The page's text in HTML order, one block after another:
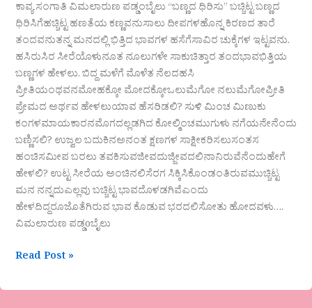
ಕಾವ್ಯ ಸಂಗಾತಿ ವಿಮಲಾರುಣ ಪಡ್ಡಂಬೈಲು “ಬಣ್ಣದ ಧಿರಿಸು” ಬಚ್ಚಿಟ್ಟ ಬಣ್ಣದ
ಧಿರಿಸಿಗೆಹಚ್ಚಿಟ್ಟ ಹಣತೆಯ ಕಣ್ಣವನುಸಾಲು ದೀಪಗಳಹೊನ್ನ ಕಿರಣದ ತಾರೆ
ತಂದವನುತನ್ನ ಮನದಲ್ಲಿ ಭಿತ್ತಿದ ಭಾವಗಳ ಹಸೆಗೆಸಾವಿರ ಚುಕ್ಕೆಗಳ ಇಟ್ಟವನು.
ಹಸಿರುಸಿರ ಸೀರೆಯೊಳುನೂತ ನೂಲುಗಳೇ ಸಾಕುಚಿತ್ತಾರ ತಂದಭಾವಭಿತ್ತಿಯ
ಬಣ್ಣಗಳ ಹೇಳಲು. ಬಿದ್ದ ಮಳೆಗೆ ಮೊಳೆತ‌ ನೆಲದಹಸಿ
ಪ್ರೀತಿಯಂಥವನಮೋಹಕ್ಕೋ ಮೋದಕ್ಕೋಒಲುಮೆಗೋ ನಲುಮೆಗೋಪ್ರೀತಿ
ಪ್ರೇಮದ ಅರ್ಥವ ಹೇಳಲುಯಾವ ಹೆಸರಿಡಲಿ? ಸುಳಿ ಮಿಂಚ ಮಿಣುಕು
ಕಂಗಳಮಾಯಕಾರನಮೊಗದಲ್ಲಡಗಿದ ಕೋಲ್ಮಿಂಚಮುಗುಳು ನಗೆಯನೇನೆಂದು
ಬಣ್ಣಿಸಲಿ? ಉಜ್ವಲ ಬದುಕಿನಅನಂತ ಕ್ಷಣಗಳ ಸಾಕ್ಷೀಕರಿಸಲುಸಂತಸ
ಹಂಚಿಸಮೀಪ ಬರಲು ತವಕಿಸುವಜೀವದುಜ್ಜೀವದಲಿನಾನಿರುವೆನೆಂದುಹೇಗೆ
ಹೇಳಲಿ? ಉಟ್ಟ ಸೀರೆಯ‌ ಅಂಚಿನಲಿಸೆರಗ‌ ಸಿಕ್ಕಿಸಿಕೊಂಡಂತಿರುವಮುಚ್ಚಿಟ್ಟ
ಮನ ನನ್ನದುಎಲ್ಲವು ಬಚ್ಚಿಟ್ಟ ಭಾವದೊಳಡಗಿವೆಎಂದು
ಹೇಳದಿದ್ದರೂಜೊತೆಗಿರುವ ಭಾವ ಕೊಡುವ ಭರದಲಿಸೋತು ಹೋದವಳು….
ವಿಮಲಾರುಣ ಪಡ್ಡoಬೈಲು
Read Post »